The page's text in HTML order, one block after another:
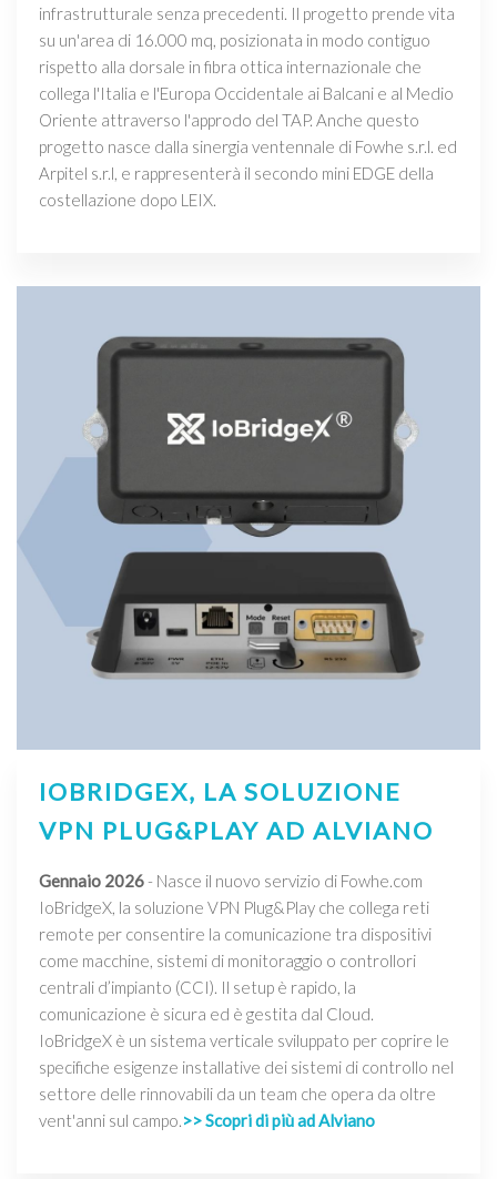
infrastrutturale senza precedenti. Il progetto prende vita
su un'area di 16.000 mq, posizionata in modo contiguo
rispetto alla dorsale in fibra ottica internazionale che
collega l'Italia e l'Europa Occidentale ai Balcani e al Medio
Oriente attraverso l'approdo del TAP. Anche questo
progetto nasce dalla sinergia ventennale di Fowhe s.r.l. ed
Arpitel s.r.l, e rappresenterà il secondo mini EDGE della
costellazione dopo LEIX.
IOBRIDGEX, LA SOLUZIONE
VPN PLUG&PLAY AD ALVIANO
Gennaio 2026- Nasce il nuovo servizio di Fowhe.com
IoBridgeX, la soluzione VPN Plug&Play che collega reti
remote per consentire la comunicazione tra dispositivi
come macchine, sistemi di monitoraggio o controllori
centrali d’impianto (CCI). Il setup è rapido, la
comunicazione è sicura ed è gestita dal Cloud.
IoBridgeX è un sistema verticale sviluppato per coprire le
specifiche esigenze installative dei sistemi di controllo nel
settore delle rinnovabili da un team che opera da oltre
vent'anni sul campo.>> Scopri di più ad Alviano